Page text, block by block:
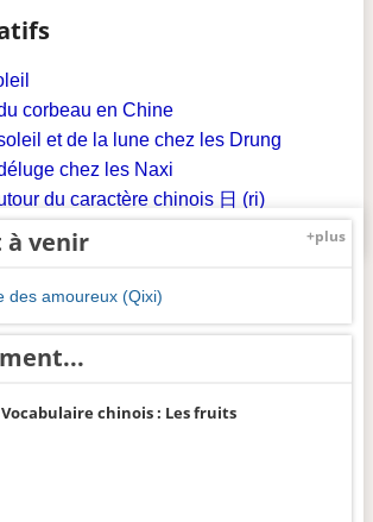
corbeau en Chine
et de la lune chez les Drung
chez les Naxi
du caractère chinois 日 (ri)
+plus
à venir
des amoureux (Qixi)
Vocabulaire chinois : Les fruits